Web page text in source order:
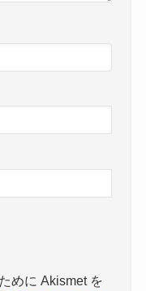
めに Akismet を